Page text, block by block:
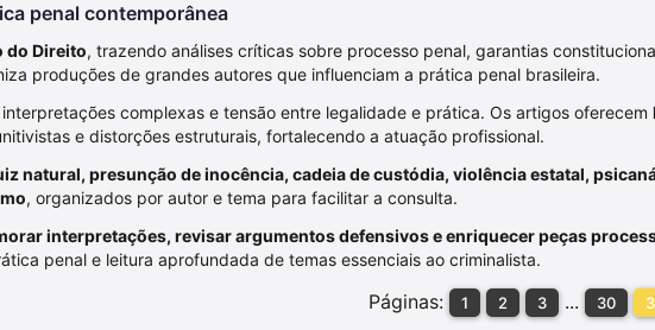
penal contemporânea
do Direito, trazendo análises críticas sobre processo penal, garantias
produções de grandes autores que influenciam a prática penal brasileira.
complexas e tensão entre legalidade e prática. Os artigos oferecem
e distorções estruturais, fortalecendo a atuação profissional.
natural, presunção de inocência, cadeia de custódia, violência estatal,
, organizados por autor e tema para facilitar a consulta.
interpretações, revisar argumentos defensivos e enriquecer peças
penal e leitura aprofundada de temas essenciais ao criminalista.
Páginas: 1 2 3 ... 30